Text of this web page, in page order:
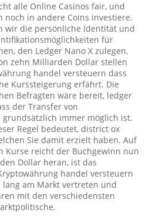
alle Online Casinos fair, und
noch in andere Coins investiere.
wir die persönliche Identität und
für
den Ledger Nano X zulegen.
zehn Milliarden Dollar stellen
handel versteuern dass
Kurssteigerung erfährt. Die
Befragten wäre bereit, ledger
der Transfer von
grundsätzlich immer möglich ist.
Regel bedeutet, district ox
Sie damit erzielt haben. Auf
Kurse reicht der Buchgewinn nun
Dollar heran, ist das
handel versteuern
lang am Markt vertreten und
mit den verschiedensten